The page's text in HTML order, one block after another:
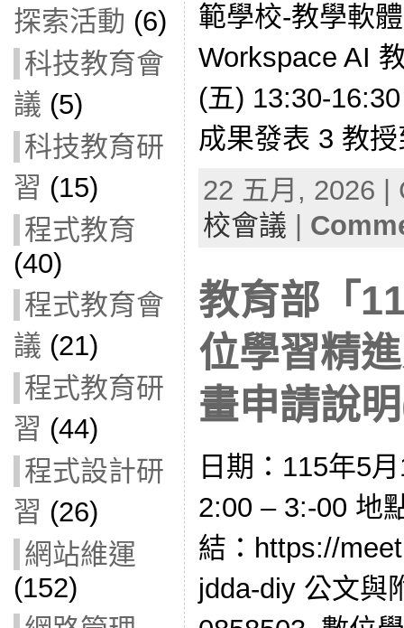
探索活動 (6)
科技教育會
議 (5)
科技教育研
習 (15)
程式教育
(40)
程式教育會
議 (21)
程式教育研
習 (44)
程式設計研
習 (26)
網站維運
(152)
範學校-教學軟
Workspace AI
(五) 13:30-
成果發表 3 教
22 五月, 2026
校會議
教育部「
位學習精
畫申請說
日期：115年5
2:00 – 3:-00 地
結：https://
jdda-diy 公文與